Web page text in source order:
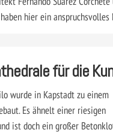
hier ein
für die
wurde in Kapstadt zu einem
Es ähnelt einer riesigen
ist doch ein großer